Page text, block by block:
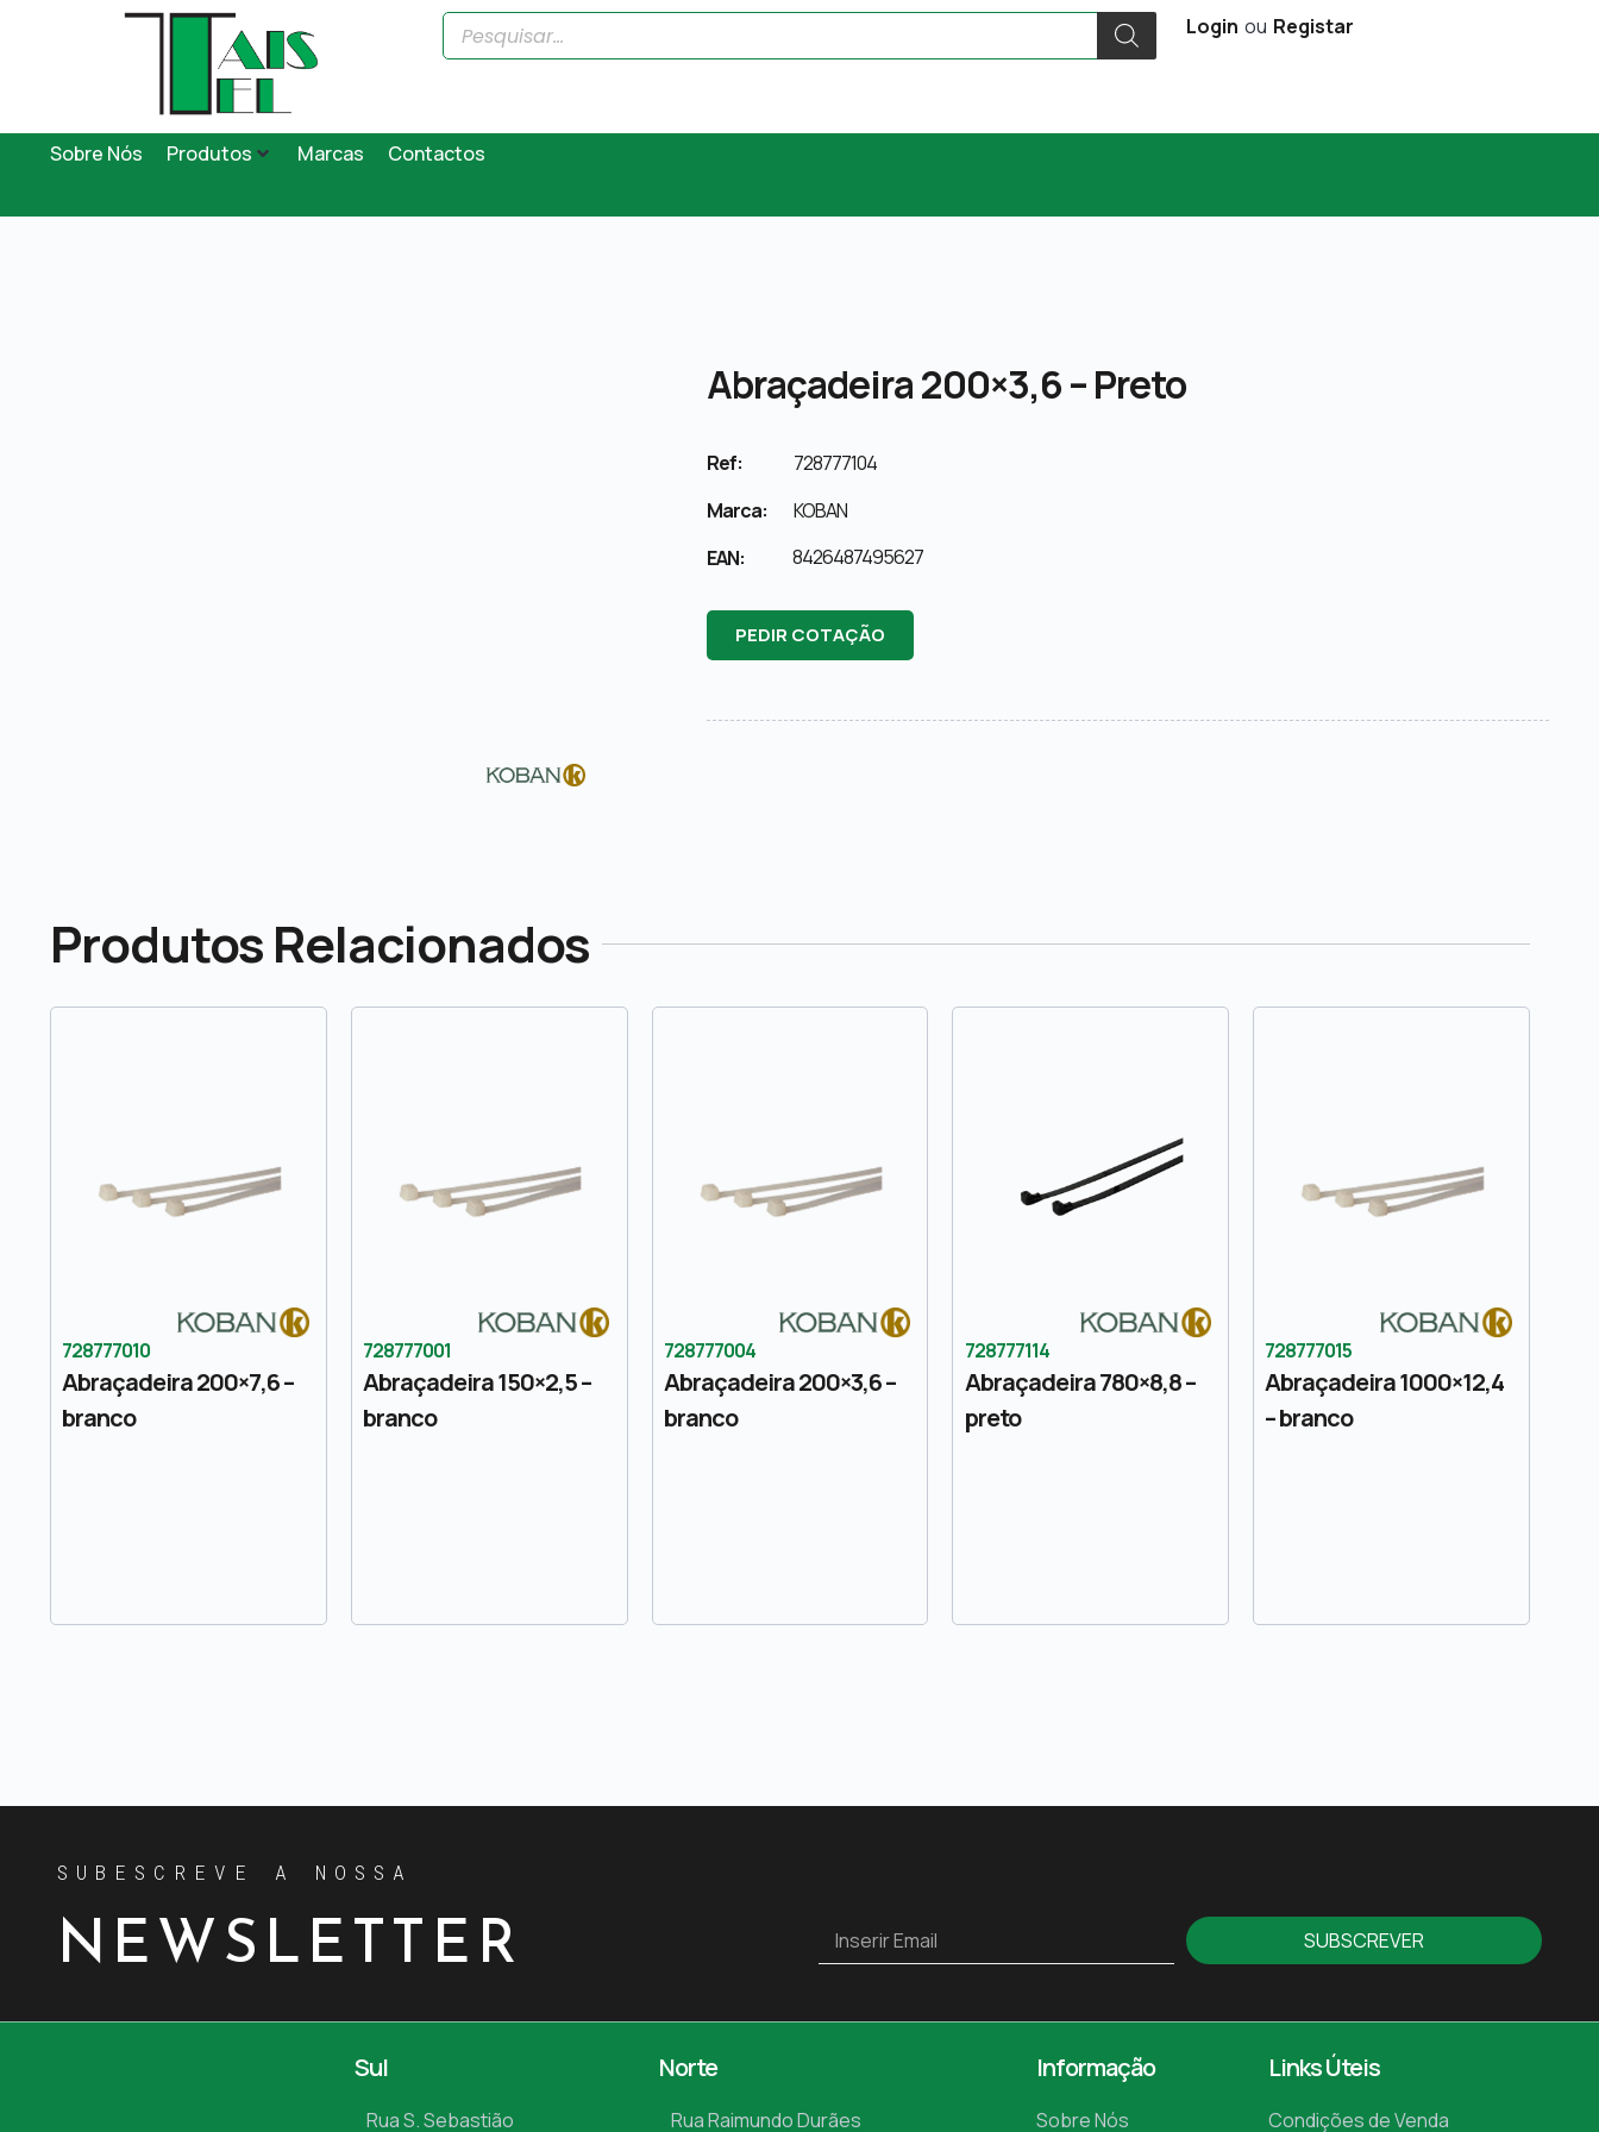
Login ou Registar
Sobre Nós Produtos Marcas Contactos
Abraçadeira 200×3,6 – Preto
Ref:
728777104
Marca:
KOBAN
EAN:
8426487495627
PEDIR COTAÇÃO
Produtos Relacionados
728777010
Abraçadeira 200×7,6 –
branco
728777001
Abraçadeira 150×2,5 –
branco
728777004
Abraçadeira 200×3,6 –
branco
728777114
Abraçadeira 780×8,8 –
preto
728777015
Abraçadeira 1000×12,4
– branco
SUBESCREVE A NOSSA
NEWSLETTER SUBSCREVER
Sul
Rua S. Sebastião
Norte
Rua Raimundo Durães
Informação
Sobre Nós
Links Úteis
Condições de Venda